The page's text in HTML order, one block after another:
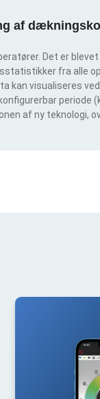
af
Det er
fra alle
kan visualiseres
af ny teknologi,